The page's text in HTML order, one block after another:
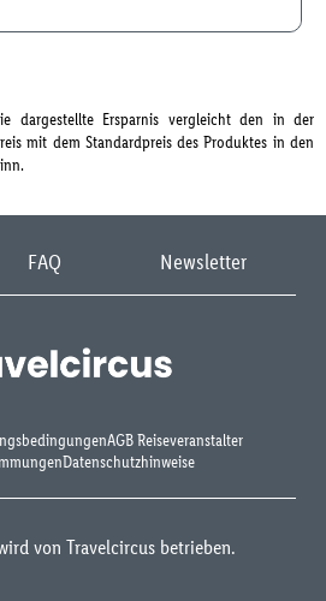
dargestellte Ersparnis vergleicht den in der
mit dem Standardpreis des Produktes in den
FAQ Newsletter
AGB Reiseveranstalter
Datenschutzhinweise
von Travelcircus betrieben.